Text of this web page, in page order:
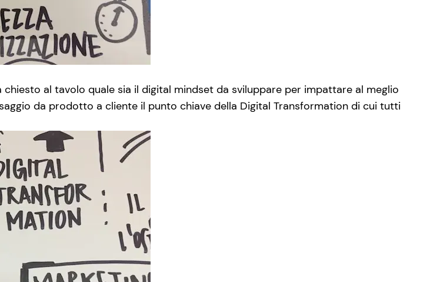
chiesto al tavolo quale sia il digital mindset da sviluppare per impattare al meglio
da prodotto a cliente il punto chiave della Digital Transformation di cui tutti